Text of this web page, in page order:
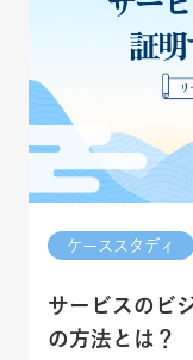
ケーススタディ
サービスのビ
の方法とは？